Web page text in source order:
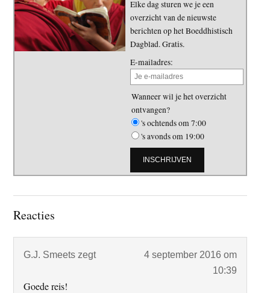
Elke dag sturen we je een
overzicht van de nieuwste
berichten op het Boeddhistisch
Dagblad. Gratis.
E-mailadres:
Wanneer wil je het overzicht
ontvangen?
's ochtends om 7:00
's avonds om 19:00
Lees
Reacties
G.J. Smeets zegt
4 september 2016 om
10:39
Goede reis!